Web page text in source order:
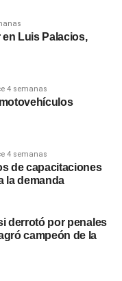
de prensa.
«en algunos
la decisión de cada
razón de ser
sus impuestos».
en Luis Palacios,
4 semanas
4 semanas
de capacitaciones
la demanda
derrotó por penales
campeón de la